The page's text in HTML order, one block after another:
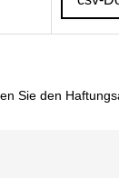
Sie den